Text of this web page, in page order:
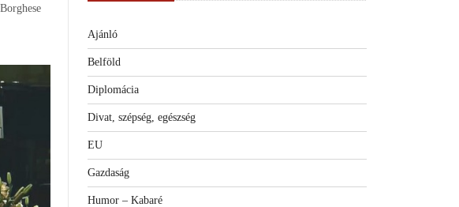
Ajánló
Belföld
Diplomácia
Divat, szépség, egészség
EU
Gazdaság
Humor – Kabaré